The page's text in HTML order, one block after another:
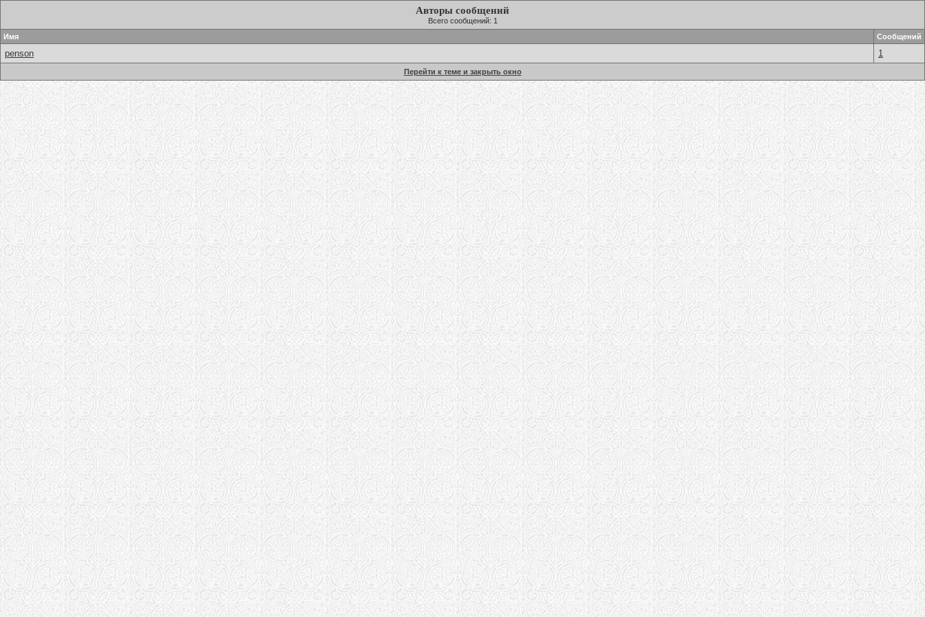
Авторы сообщений
Всего сообщений: 1
Имя
Сообщений
penson 1
Перейти к теме и закрыть окно